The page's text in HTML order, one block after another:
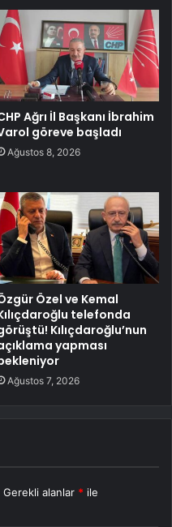
Ağrı İl Başkanı İbrahim
göreve başladı
Ağustos 8, 2026
Özel ve Kemal
telefonda
Kılıçdaroğlu’nun
yapması
Ağustos 7, 2026
Gerekli alanlar * ile